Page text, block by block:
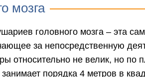
мозга
головного мозга – эта
за непосредственную
относительно не велик, но по
порядка 4 метров в